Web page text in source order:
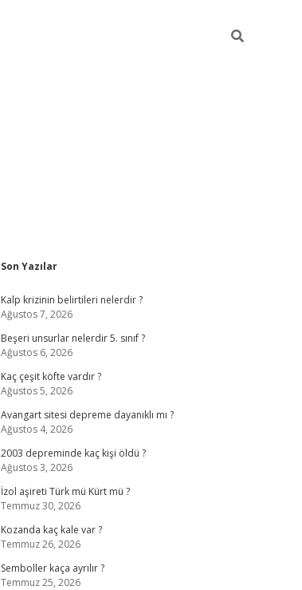
Sidebar
Son Yazılar
Kalp krizinin belirtileri nelerdir ?
Ağustos 7, 2026
Beşeri unsurlar nelerdir 5. sınıf ?
Ağustos 6, 2026
Kaç çeşit köfte vardır ?
Ağustos 5, 2026
Avangart sitesi depreme dayanıklı mı ?
Ağustos 4, 2026
2003 depreminde kaç kişi öldü ?
Ağustos 3, 2026
İzol aşireti Türk mü Kürt mü ?
Temmuz 30, 2026
Kozanda kaç kale var ?
Temmuz 26, 2026
Semboller kaça ayrılır ?
Temmuz 25, 2026